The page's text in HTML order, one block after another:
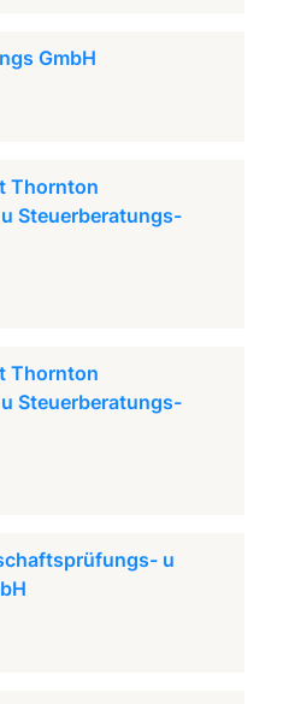
GmbH
Thornton
Steuerberatungs-
Thornton
Steuerberatungs-
u